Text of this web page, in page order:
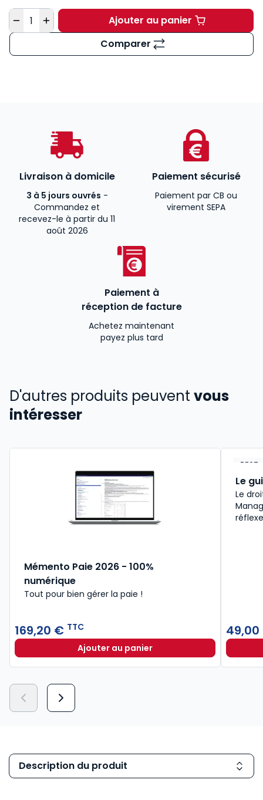
Quantité Ajouter au panierFeuillet Rapide Social
Comparer
Livraison à domicile
3 à 5 jours ouvrés -
Commandez et
recevez-le à partir du 11
août 2026
Paiement sécurisé
Paiement par CB ou
virement SEPA
Paiement à
réception de facture
Achetez maintenant
payez plus tard
D'autres produits peuvent vous
intéresser
Mémento Paie 2026 - 100%
numérique
Tout pour bien gérer la paie !
169,20 € TTC
Ajouter au panierMémento Paie 2026 - 100%
BEST-
Le
Le
Description du produit